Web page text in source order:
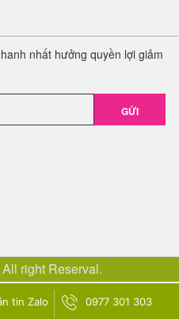
nhất hưởng quyền lợi giảm
GỬI
All right Reserval.
tin Zalo 0977 301 303